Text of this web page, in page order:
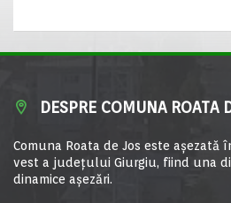
DESPRE COMUNA ROATA
Comuna Roata de Jos este aşezată
vest a judeţului Giurgiu, fiind una
dinamice aşezări.